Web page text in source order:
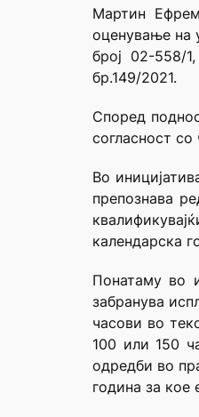
Мартин
оценување на
број 02-558/
бр.149/2021.
Според
согласност
Во
препознава
календарска
Понатаму во
забранува
часови во
100 или 150
одредби во
година за кое